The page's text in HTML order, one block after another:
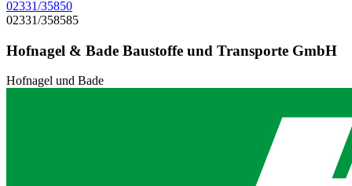
02331/35850
02331/358585
Hofnagel & Bade Baustoffe und Transporte GmbH
Hofnagel und Bade